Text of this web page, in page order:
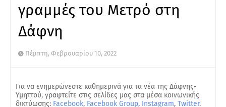
γραμμές του Μετρό στη
Δάφνη
Πέμπτη, Φεβρουαρίου 10, 2022
Για να ενημερώνεστε καθημερινά για τα νέα της Δάφνης-
Υμηττού, γραφτείτε στις σελίδες μας στα μέσα κοινωνικής
δικτύωσης: Facebook, Facebook Group, Instagram, Twitter.